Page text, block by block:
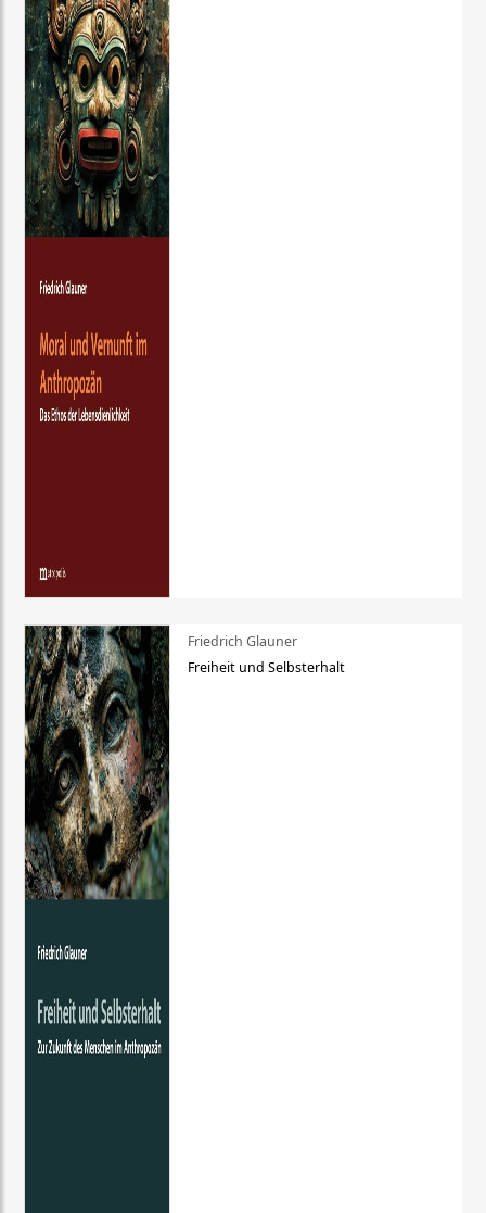
Friedrich Glauner
Freiheit und Selbsterhalt